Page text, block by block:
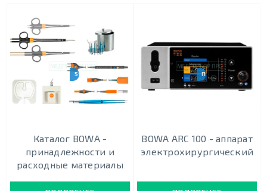
591 НАИМЕНОВАНИЕ
Каталог BOWA -
принадлежности и
расходные материалы
ПЯТЬ РЕЖИМОВ
BOWA ARC 100 - аппарат
электрохирургический